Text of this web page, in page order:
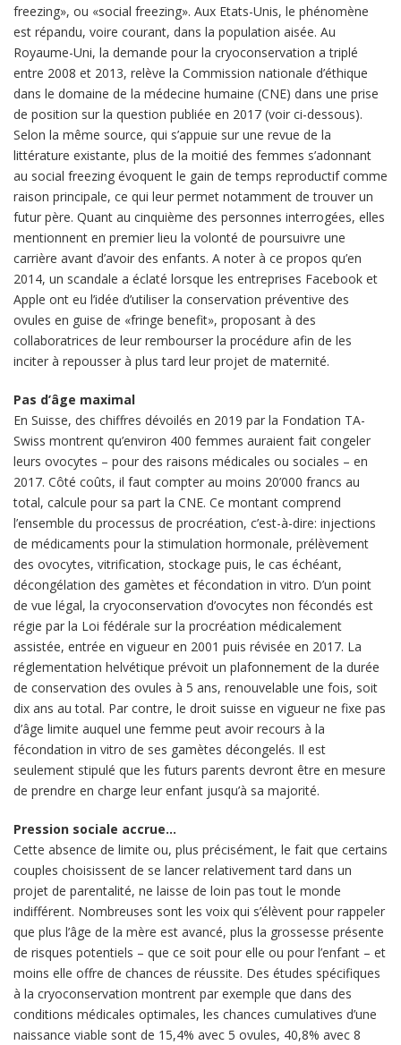
freezing», ou «social freezing». Aux Etats-Unis, le phénomène
est répandu, voire courant, dans la population aisée. Au
Royaume-Uni, la demande pour la cryoconservation a triplé
entre 2008 et 2013, relève la Commission nationale d’éthique
dans le domaine de la médecine humaine (CNE) dans une prise
de position sur la question publiée en 2017 (voir ci-dessous).
Selon la même source, qui s’appuie sur une revue de la
littérature existante, plus de la moitié des femmes s’adonnant
au social freezing évoquent le gain de temps reproductif comme
raison principale, ce qui leur permet notamment de trouver un
futur père. Quant au cinquième des personnes interrogées, elles
mentionnent en premier lieu la volonté de poursuivre une
carrière avant d’avoir des enfants. A noter à ce propos qu’en
2014, un scandale a éclaté lorsque les entreprises Facebook et
Apple ont eu l’idée d’utiliser la conservation préventive des
ovules en guise de «fringe benefit», proposant à des
collaboratrices de leur rembourser la procédure afin de les
inciter à repousser à plus tard leur projet de maternité.
Pas d’âge maximal
En Suisse, des chiffres dévoilés en 2019 par la Fondation TA-
Swiss montrent qu’environ 400 femmes auraient fait congeler
leurs ovocytes – pour des raisons médicales ou sociales – en
2017. Côté coûts, il faut compter au moins 20’000 francs au
total, calcule pour sa part la CNE. Ce montant comprend
l’ensemble du processus de procréation, c’est-à-dire: injections
de médicaments pour la stimulation hormonale, prélèvement
des ovocytes, vitrification, stockage puis, le cas échéant,
décongélation des gamètes et fécondation in vitro. D’un point
de vue légal, la cryoconservation d’ovocytes non fécondés est
régie par la Loi fédérale sur la procréation médicalement
assistée, entrée en vigueur en 2001 puis révisée en 2017. La
réglementation helvétique prévoit un plafonnement de la durée
de conservation des ovules à 5 ans, renouvelable une fois, soit
dix ans au total. Par contre, le droit suisse en vigueur ne fixe pas
d’âge limite auquel une femme peut avoir recours à la
fécondation in vitro de ses gamètes décongelés. Il est
seulement stipulé que les futurs parents devront être en mesure
de prendre en charge leur enfant jusqu’à sa majorité.
Pression sociale accrue…
Cette absence de limite ou, plus précisément, le fait que certains
couples choisissent de se lancer relativement tard dans un
projet de parentalité, ne laisse de loin pas tout le monde
indifférent. Nombreuses sont les voix qui s’élèvent pour rappeler
que plus l’âge de la mère est avancé, plus la grossesse présente
de risques potentiels – que ce soit pour elle ou pour l’enfant – et
moins elle offre de chances de réussite. Des études spécifiques
à la cryoconservation montrent par exemple que dans des
conditions médicales optimales, les chances cumulatives d’une
naissance viable sont de 15,4% avec 5 ovules, 40,8% avec 8